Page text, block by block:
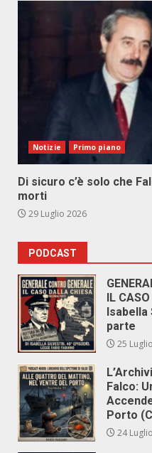
Notizie Primo piano
Di sicuro c’è solo che
morti
29 Luglio 2026
PODCAST
IL
Isabella
parte
25
Falco:
Porto
24